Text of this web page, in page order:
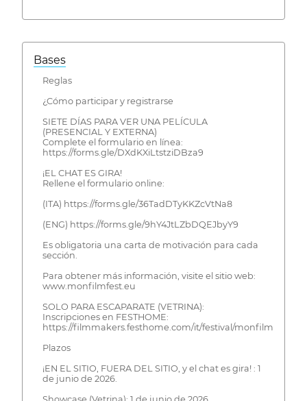
Bases
Reglas
¿Cómo participar y registrarse
SIETE DÍAS PARA VER UNA PELÍCULA
(PRESENCIAL Y EXTERNA)
Complete el formulario en línea:
https://forms.gle/DXdKXiLtstziDBza9
¡EL CHAT ES GIRA!
Rellene el formulario online:
(ITA) https://forms.gle/36TadDTyKKZcVtNa8
(ENG) https://forms.gle/9hY4JtLZbDQEJbyY9
Es obligatoria una carta de motivación para cada
sección.
Para obtener más información, visite el sitio web:
www.monfilmfest.eu
SOLO PARA ESCAPARATE (VETRINA):
Inscripciones en FESTHOME:
https://filmmakers.festhome.com/it/festival/monfilmfest
Plazos
¡EN EL SITIO, FUERA DEL SITIO, y el chat es gira! : 1
de junio de 2026.